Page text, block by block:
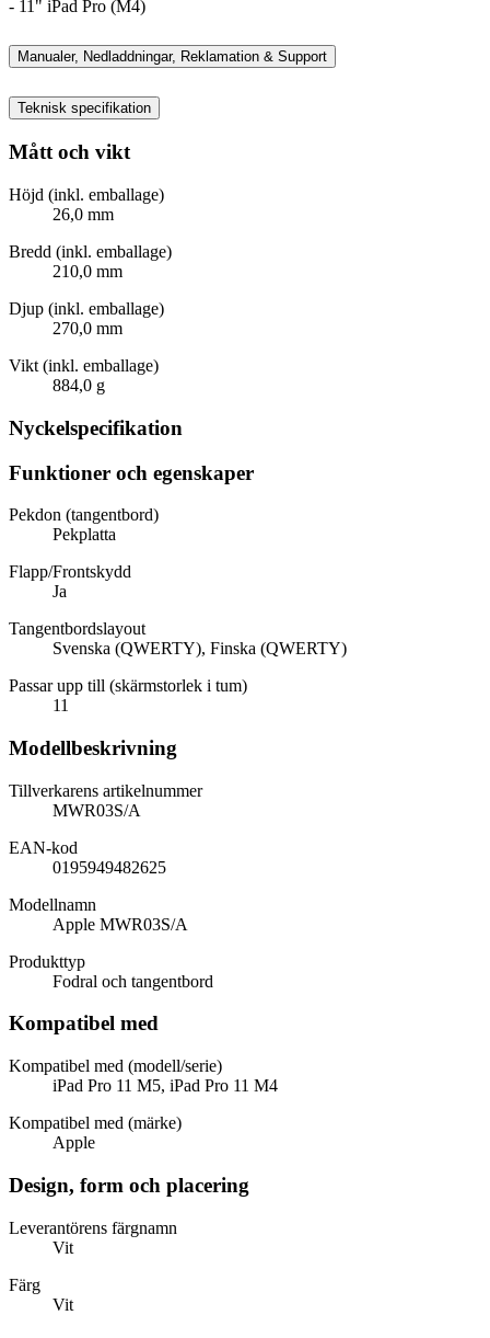
- 11" iPad Pro (M4)
Manualer, Nedladdningar, Reklamation & Support
Teknisk specifikation
Mått och vikt
Höjd (inkl. emballage)
26,0 mm
Bredd (inkl. emballage)
210,0 mm
Djup (inkl. emballage)
270,0 mm
Vikt (inkl. emballage)
884,0 g
Nyckelspecifikation
Funktioner och egenskaper
Pekdon (tangentbord)
Pekplatta
Flapp/Frontskydd
Ja
Tangentbordslayout
Svenska (QWERTY), Finska (QWERTY)
Passar upp till (skärmstorlek i tum)
11
Modellbeskrivning
Tillverkarens artikelnummer
MWR03S/A
EAN-kod
0195949482625
Modellnamn
Apple MWR03S/A
Produkttyp
Fodral och tangentbord
Kompatibel med
Kompatibel med (modell/serie)
iPad Pro 11 M5, iPad Pro 11 M4
Kompatibel med (märke)
Apple
Design, form och placering
Leverantörens färgnamn
Vit
Färg
Vit